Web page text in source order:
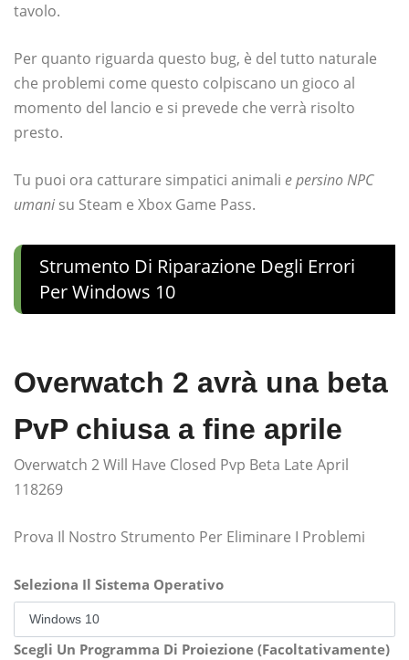
tavolo.
Per quanto riguarda questo bug, è del tutto naturale
che problemi come questo colpiscano un gioco al
momento del lancio e si prevede che verrà risolto
presto.
Tu puoi ora catturare simpatici animali e persino NPC
umani su Steam e Xbox Game Pass.
Strumento Di Riparazione Degli Errori
Per Windows 10
Overwatch 2 avrà una beta
PvP chiusa a fine aprile
Overwatch 2 Will Have Closed Pvp Beta Late April
118269
Prova Il Nostro Strumento Per Eliminare I Problemi
Seleziona Il Sistema Operativo
Scegli Un Programma Di Proiezione (Facoltativamente)